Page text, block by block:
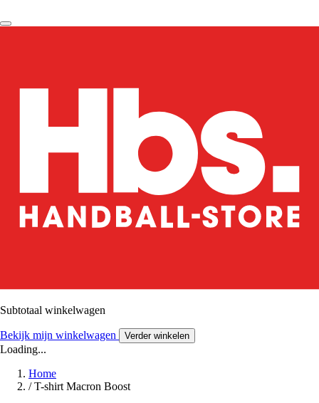
Subtotaal winkelwagen
Bekijk mijn winkelwagen Verder winkelen
Loading...
Home
/ T-shirt Macron Boost